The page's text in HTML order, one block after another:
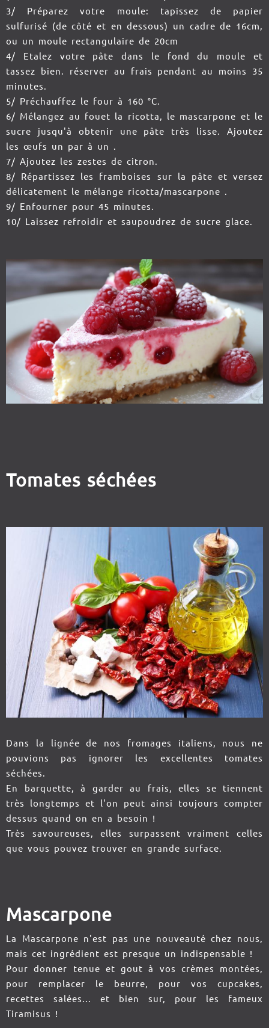
3/ Préparez votre moule: tapissez de papier
sulfurisé (de côté et en dessous) un cadre de 16cm,
ou un moule rectangulaire de 20cm
4/ Etalez votre pâte dans le fond du moule et
tassez bien. réserver au frais pendant au moins 35
minutes.
5/ Préchauffez le four à 160 °C.
6/ Mélangez au fouet la ricotta, le mascarpone et le
sucre jusqu'à obtenir une pâte très lisse. Ajoutez
les œufs un par à un .
7/ Ajoutez les zestes de citron.
8/ Répartissez les framboises sur la pâte et versez
délicatement le mélange ricotta/mascarpone .
9/ Enfourner pour 45 minutes.
10/ Laissez refroidir et saupoudrez de sucre glace.
Tomates séchées
Dans la lignée de nos fromages italiens, nous ne
pouvions pas ignorer les excellentes tomates
séchées.
En barquette, à garder au frais, elles se tiennent
très longtemps et l'on peut ainsi toujours compter
dessus quand on en a besoin !
Très savoureuses, elles surpassent vraiment celles
que vous pouvez trouver en grande surface.
Mascarpone
La Mascarpone n'est pas une nouveauté chez nous,
mais cet ingrédient est presque un indispensable !
Pour donner tenue et gout à vos crèmes montées,
pour remplacer le beurre, pour vos cupcakes,
recettes salées... et bien sur, pour les fameux
Tiramisus !